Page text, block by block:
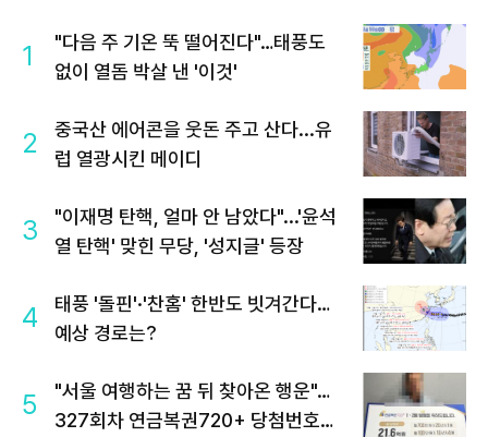
1
"다음 주 기온 뚝 떨어진다"…태풍도
없이 열돔 박살 낸 '이것'
2
중국산 에어콘을 웃돈 주고 산다...유
럽 열광시킨 메이디
3
"이재명 탄핵, 얼마 안 남았다"...'윤석
열 탄핵' 맞힌 무당, '성지글' 등장
4
태풍 '돌핀'·'찬홈' 한반도 빗겨간다…
예상 경로는?
5
"서울 여행하는 꿈 뒤 찾아온 행운"…
327회차 연금복권720+ 당첨번호조